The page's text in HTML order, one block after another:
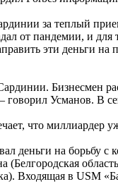
за теплый
от пандемии, и
эти деньги
Бизнесмен
Усманов. В
что миллиардер
деньги на борьбу
Входящая в USM